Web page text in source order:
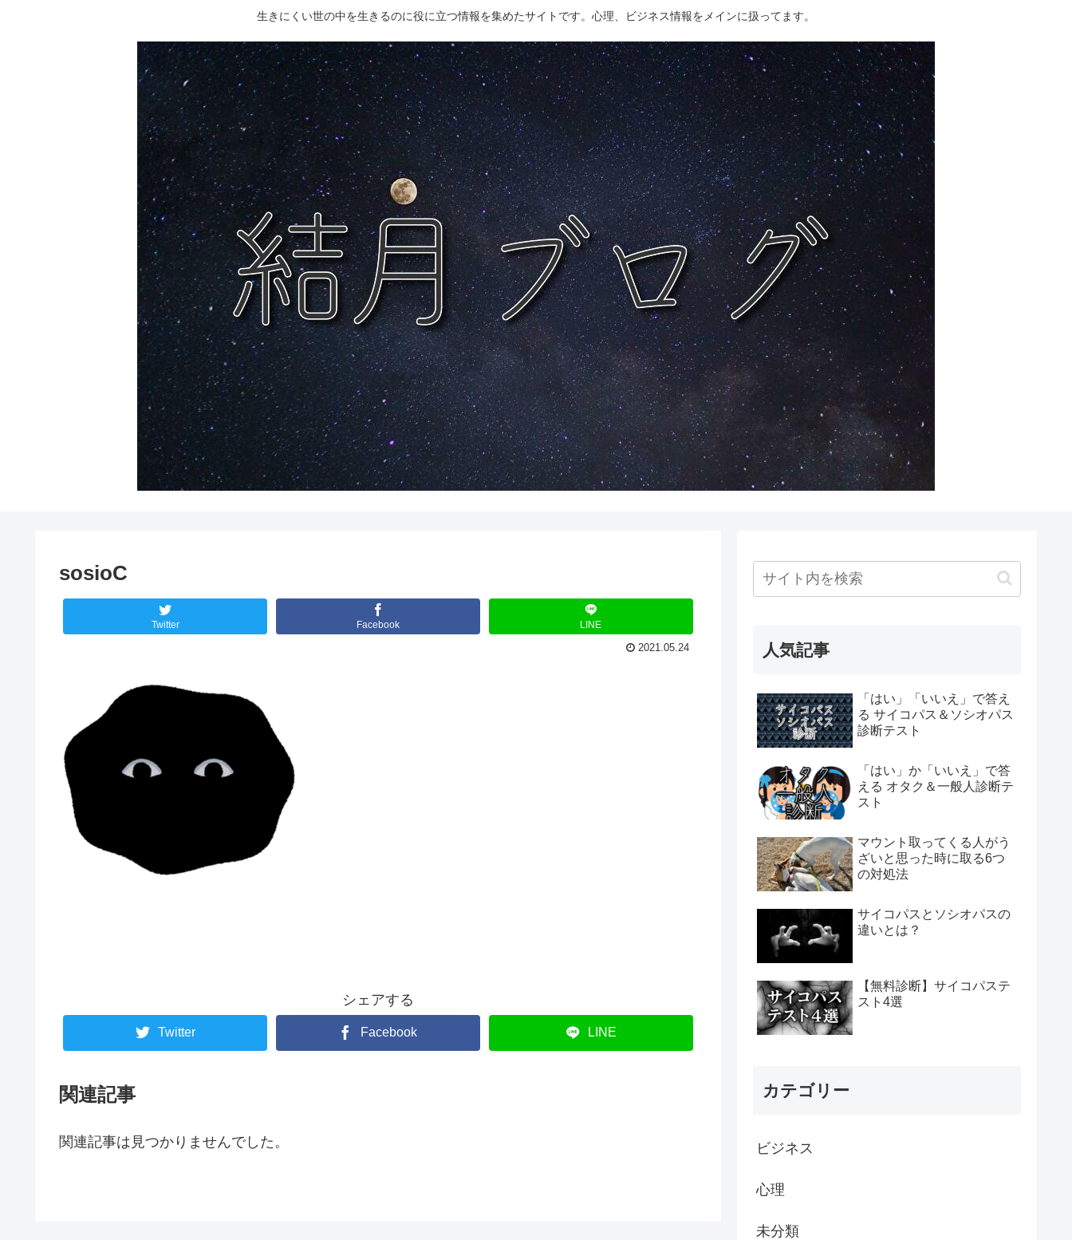
生きにくい世の中を生きるのに役に立つ情報を集めたサイトです。心理、ビジネス情報をメインに扱ってます。
sosioC
Twitter Facebook LINE
2021.05.24
シェアする
Twitter Facebook LINE
関連記事
関連記事は見つかりませんでした。
人気記事
「はい」「いいえ」で答え
る サイコパス＆ソシオパス
診断テスト
「はい」か「いいえ」で答
える オタク＆一般人診断テ
スト
マウント取ってくる人がう
ざいと思った時に取る6つ
の対処法
サイコパスとソシオパスの
違いとは？
【無料診断】サイコパステ
スト4選
カテゴリー
ビジネス
心理
未分類